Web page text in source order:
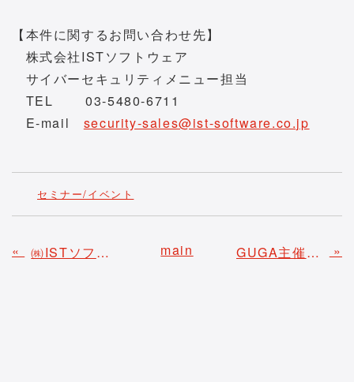
【本件に関するお問い合わせ先】
株式会社ISTソフトウェア
サイバーセキュリティメニュー担当
TEL 03-5480-6711
E-mail security-sales@ist-software.co.jp
セミナー/イベント
« ㈱ISTソフトウェア/㈱ネオジャパン共催にて生成AIに関するオンラインセミナーを開催いたします main GUGA主催「生成AI人材採用宣言プロジェクト2025」へ賛同いたしました »